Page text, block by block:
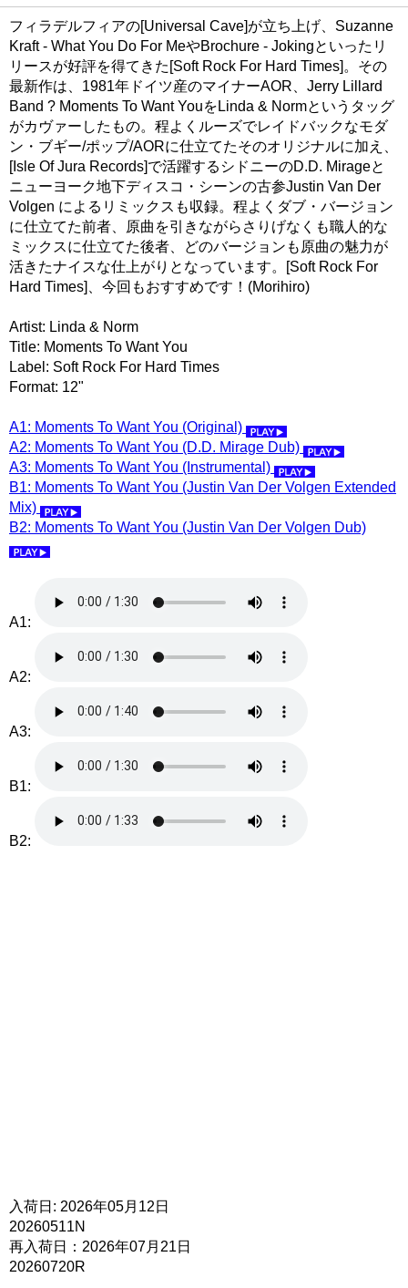
フィラデルフィアの[Universal Cave]が立ち上げ、Suzanne
Kraft - What You Do For MeやBrochure - Jokingといったリ
リースが好評を得てきた[Soft Rock For Hard Times]。その
最新作は、1981年ドイツ産のマイナーAOR、Jerry Lillard
Band ? Moments To Want YouをLinda & Normというタッグ
がカヴァーしたもの。程よくルーズでレイドバックなモダ
ン・ブギー/ポップ/AORに仕立てたそのオリジナルに加え、
[Isle Of Jura Records]で活躍するシドニーのD.D. Mirageと
ニューヨーク地下ディスコ・シーンの古参Justin Van Der
Volgen によるリミックスも収録。程よくダブ・バージョン
に仕立てた前者、原曲を引きながらさりげなくも職人的な
ミックスに仕立てた後者、どのバージョンも原曲の魅力が
活きたナイスな仕上がりとなっています。[Soft Rock For
Hard Times]、今回もおすすめです！(Morihiro)
Artist: Linda & Norm
Title: Moments To Want You
Label: Soft Rock For Hard Times
Format: 12"
A1: Moments To Want You (Original)
A2: Moments To Want You (D.D. Mirage Dub)
A3: Moments To Want You (Instrumental)
B1: Moments To Want You (Justin Van Der Volgen Extended
Mix)
B2: Moments To Want You (Justin Van Der Volgen Dub)
A1:
A2:
A3:
B1:
B2:
入荷日: 2026年05月12日
20260511N
再入荷日：2026年07月21日
20260720R